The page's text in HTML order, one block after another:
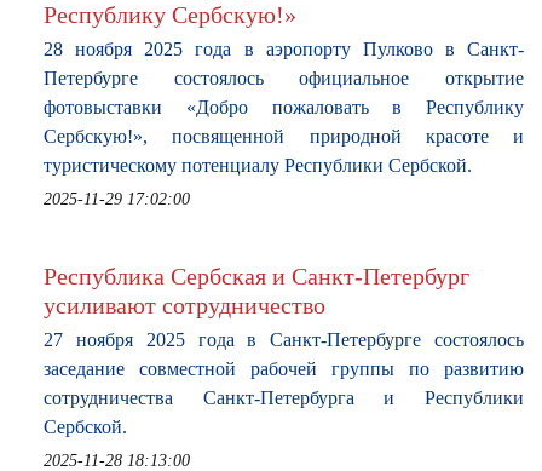
Республику Сербскую!»
28 ноября 2025 года в аэропорту Пулково в Санкт-
Петербурге состоялось официальное открытие
фотовыставки «Добро пожаловать в Республику
Сербскую!», посвященной природной красоте и
туристическому потенциалу Республики Сербской.
2025-11-29 17:02:00
Республика Сербская и Санкт-Петербург
усиливают сотрудничество
27 ноября 2025 года в Санкт-Петербурге состоялось
заседание совместной рабочей группы по развитию
сотрудничества Санкт-Петербурга и Республики
Сербской.
2025-11-28 18:13:00